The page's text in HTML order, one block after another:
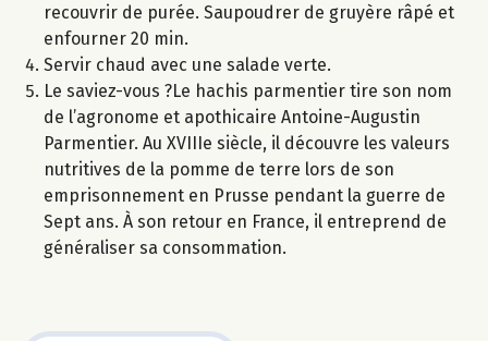
recouvrir de purée. Saupoudrer de gruyère râpé et
enfourner 20 min.
Servir chaud avec une salade verte.
Le saviez-vous ?Le hachis parmentier tire son nom
de l’agronome et apothicaire Antoine-Augustin
Parmentier. Au XVIIIe siècle, il découvre les valeurs
nutritives de la pomme de terre lors de son
emprisonnement en Prusse pendant la guerre de
Sept ans. À son retour en France, il entreprend de
généraliser sa consommation.